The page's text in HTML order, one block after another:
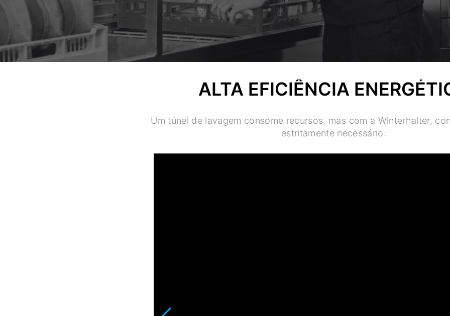
ALTA EFICIÊNCIA
Um túnel de lavagem consome recursos, mas com a Winterhalter,
estritamente necessário: